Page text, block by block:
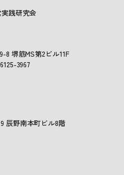
践研究会
8 堺筋MS第2ビル11F
3967
辰野南本町ビル8階